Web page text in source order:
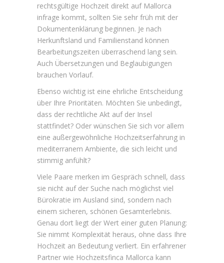
rechtsgültige Hochzeit direkt auf Mallorca
infrage kommt, sollten Sie sehr früh mit der
Dokumentenklärung beginnen. Je nach
Herkunftsland und Familienstand können
Bearbeitungszeiten überraschend lang sein.
Auch Übersetzungen und Beglaubigungen
brauchen Vorlauf.
Ebenso wichtig ist eine ehrliche Entscheidung
über Ihre Prioritäten. Möchten Sie unbedingt,
dass der rechtliche Akt auf der Insel
stattfindet? Oder wünschen Sie sich vor allem
eine außergewöhnliche Hochzeitserfahrung in
mediterranem Ambiente, die sich leicht und
stimmig anfühlt?
Viele Paare merken im Gespräch schnell, dass
sie nicht auf der Suche nach möglichst viel
Bürokratie im Ausland sind, sondern nach
einem sicheren, schönen Gesamterlebnis.
Genau dort liegt der Wert einer guten Planung:
Sie nimmt Komplexität heraus, ohne dass Ihre
Hochzeit an Bedeutung verliert. Ein erfahrener
Partner wie Hochzeitsfinca Mallorca kann